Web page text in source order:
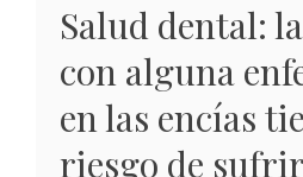
Salud dental:
con alguna
en las encías
riesgo de sufrir